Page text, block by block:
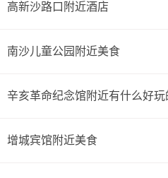
高新沙路口附近酒店
南沙儿童公园附近美食
辛亥革命纪念馆附近有什么好玩
增城宾馆附近美食